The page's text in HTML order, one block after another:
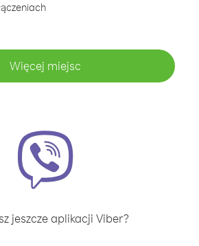
Więcej miejsc
jeszcze aplikacji Viber?